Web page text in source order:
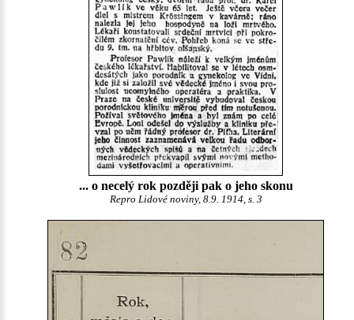
... o necelý rok později pak o jeho skonu
Repro Lidové noviny, 8.9. 1914, s. 3